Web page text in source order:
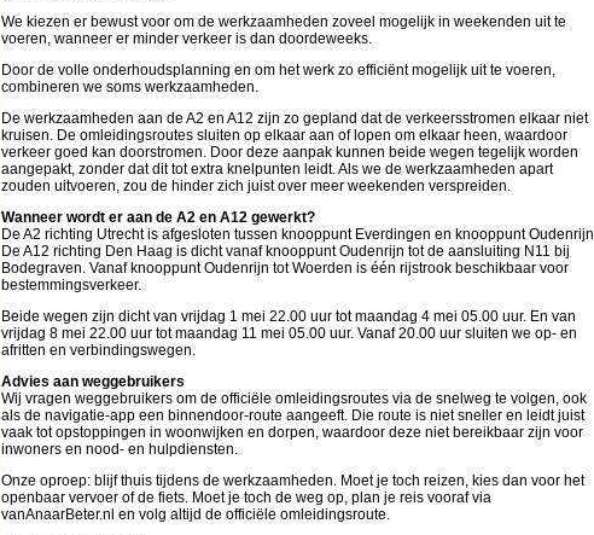
We kiezen er bewust voor om de werkzaamheden zoveel mogelijk in weekenden uit te
voeren, wanneer er minder verkeer is dan doordeweeks.
Door de volle onderhoudsplanning en om het werk zo efficiënt mogelijk uit te voeren,
combineren we soms werkzaamheden.
De werkzaamheden aan de A2 en A12 zijn zo gepland dat de verkeersstromen elkaar niet
kruisen. De omleidingsroutes sluiten op elkaar aan of lopen om elkaar heen, waardoor
verkeer goed kan doorstromen. Door deze aanpak kunnen beide wegen tegelijk worden
aangepakt, zonder dat dit tot extra knelpunten leidt. Als we de werkzaamheden apart
zouden uitvoeren, zou de hinder zich juist over meer weekenden verspreiden.
Wanneer wordt er aan de A2 en A12 gewerkt?
De A2 richting Utrecht is afgesloten tussen knooppunt Everdingen en knooppunt Oudenrijn.
De A12 richting Den Haag is dicht vanaf knooppunt Oudenrijn tot de aansluiting N11 bij
Bodegraven. Vanaf knooppunt Oudenrijn tot Woerden is één rijstrook beschikbaar voor
bestemmingsverkeer.
Beide wegen zijn dicht van vrijdag 1 mei 22.00 uur tot maandag 4 mei 05.00 uur. En van
vrijdag 8 mei 22.00 uur tot maandag 11 mei 05.00 uur. Vanaf 20.00 uur sluiten we op- en
afritten en verbindingswegen.
Advies aan weggebruikers
Wij vragen weggebruikers om de officiële omleidingsroutes via de snelweg te volgen, ook
als de navigatie‑app een binnendoor‑route aangeeft. Die route is niet sneller en leidt juist
vaak tot opstoppingen in woonwijken en dorpen, waardoor deze niet bereikbaar zijn voor
inwoners en nood‑ en hulpdiensten.
Onze oproep: blijf thuis tijdens de werkzaamheden. Moet je toch reizen, kies dan voor het
openbaar vervoer of de fiets. Moet je toch de weg op, plan je reis vooraf via
vanAnaarBeter.nl en volg altijd de officiële omleidingsroute.